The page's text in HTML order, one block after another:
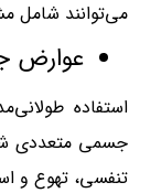
می‌توانند شامل
عوارض
استفاده
جسمی متعددی
تنفسی، تهوع و